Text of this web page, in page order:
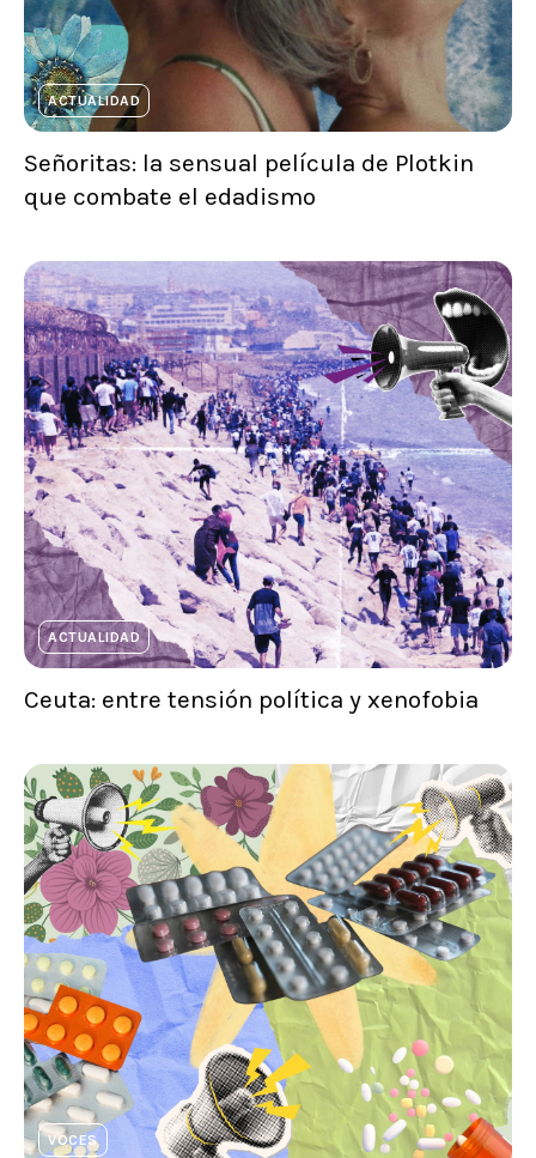
ACTUALIDAD
Señoritas: la sensual película de Plotkin
que combate el edadismo
ACTUALIDAD
Ceuta: entre tensión política y xenofobia
VOCES